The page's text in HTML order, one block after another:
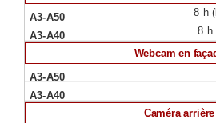
8 h
8 h
Webcam en
Caméra arrière